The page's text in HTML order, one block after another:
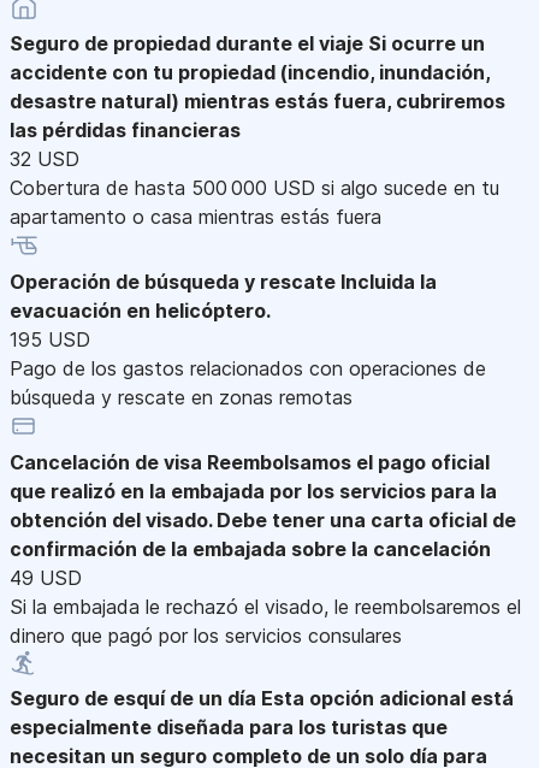
Seguro de propiedad durante el viaje Si ocurre un
accidente con tu propiedad (incendio, inundación,
desastre natural) mientras estás fuera, cubriremos
las pérdidas financieras
32 USD
Cobertura de hasta 500 000 USD si algo sucede en tu
apartamento o casa mientras estás fuera
Operación de búsqueda y rescate Incluida la
evacuación en helicóptero.
195 USD
Pago de los gastos relacionados con operaciones de
búsqueda y rescate en zonas remotas
Cancelación de visa Reembolsamos el pago oficial
que realizó en la embajada por los servicios para la
obtención del visado. Debe tener una carta oficial de
confirmación de la embajada sobre la cancelación
49 USD
Si la embajada le rechazó el visado, le reembolsaremos el
dinero que pagó por los servicios consulares
Seguro de esquí de un día Esta opción adicional está
especialmente diseñada para los turistas que
necesitan un seguro completo de un solo día para